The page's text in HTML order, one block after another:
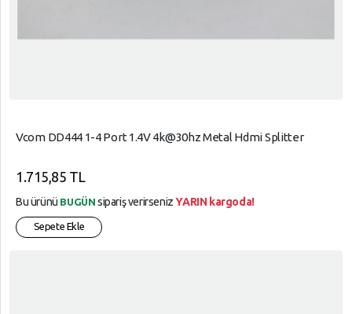
Vcom DD444 1-4 Port 1.4V 4k@30hz Metal Hdmi Splitter
1.715,85 TL
Bu ürünü BUGÜN sipariş verirsenizYARIN kargoda!
Sepete Ekle